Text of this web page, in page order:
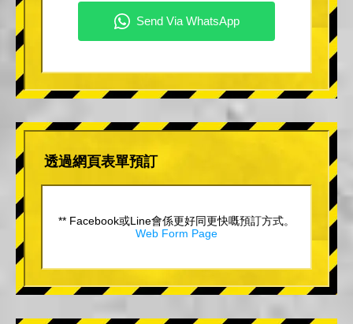
透過網頁表單預訂
** Facebook或Line會係更好同更快嘅預訂方式。
Web Form Page